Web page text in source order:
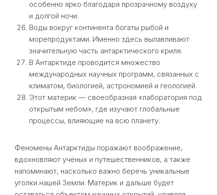
особенно ярко благодаря прозрачному воздуху
и долгой ночи.
Воды вокруг континента богаты рыбой и
морепродуктами. Именно здесь вылавливают
значительную часть антарктического криля.
В Антарктиде проводится множество
международных научных программ, связанных с
климатом, биологией, астрономией и геологией.
Этот материк — своеобразная «лаборатория под
открытым небом», где изучают глобальные
процессы, влияющие на всю планету.
Феномены Антарктиды поражают воображение,
вдохновляют учёных и путешественников, а также
напоминают, насколько важно беречь уникальные
уголки нашей Земли. Материк и дальше будет